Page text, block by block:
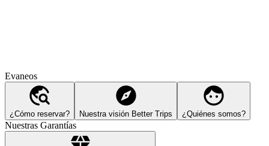
Evaneos
¿Cómo reservar? Nuestra visión Better Trips ¿Quiénes somos?
Nuestras Garantías